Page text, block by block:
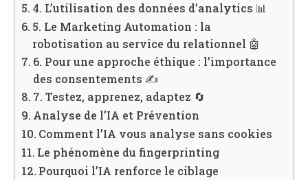
4. L’utilisation des données d’analytics 📊
5. Le Marketing Automation : la
robotisation au service du relationnel 🤖
6. Pour une approche éthique : l’importance
des consentements ✍️
7. Testez, apprenez, adaptez 🔄
Analyse de l’IA et Prévention
Comment l’IA vous analyse sans cookies
Le phénomène du fingerprinting
Pourquoi l’IA renforce le ciblage